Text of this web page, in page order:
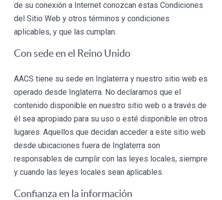
de su conexión a Internet conozcan estas Condiciones
del Sitio Web y otros términos y condiciones
aplicables, y que las cumplan.
Con sede en el Reino Unido
AACS tiene su sede en Inglaterra y nuestro sitio web es
operado desde Inglaterra. No declaramos que el
contenido disponible en nuestro sitio web o a través de
él sea apropiado para su uso o esté disponible en otros
lugares. Aquellos que decidan acceder a este sitio web
desde ubicaciones fuera de Inglaterra son
responsables de cumplir con las leyes locales, siempre
y cuando las leyes locales sean aplicables.
Confianza en la información